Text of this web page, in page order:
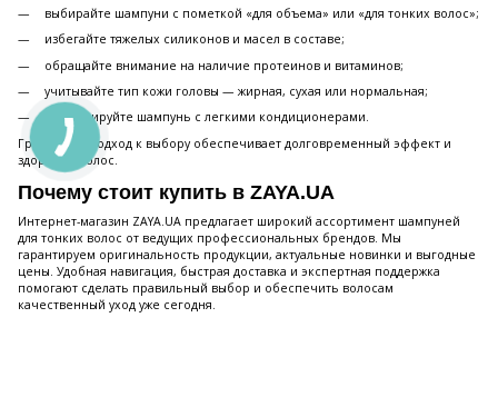
выбирайте шампуни с пометкой «для объема» или «для тонких волос»;
избегайте тяжелых силиконов и масел в составе;
обращайте внимание на наличие протеинов и витаминов;
учитывайте тип кожи головы — жирная, сухая или нормальная;
комбинируйте шампунь с легкими кондиционерами.
Грамотный подход к выбору обеспечивает долговременный эффект и
здоровье волос.
Почему стоит купить в ZAYA.UA
Интернет-магазин ZAYA.UA предлагает широкий ассортимент шампуней
для тонких волос от ведущих профессиональных брендов. Мы
гарантируем оригинальность продукции, актуальные новинки и выгодные
цены. Удобная навигация, быстрая доставка и экспертная поддержка
помогают сделать правильный выбор и обеспечить волосам
качественный уход уже сегодня.